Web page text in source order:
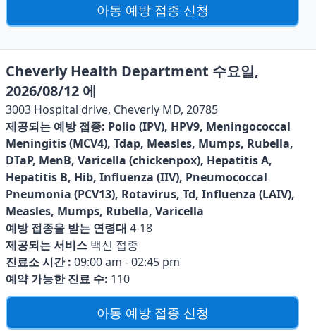
아동 예방 접종 신청
Cheverly Health Department 수요일,
2026/08/12 에
3003 Hospital drive, Cheverly MD, 20785
제공되는 예방 접종: Polio (IPV), HPV9, Meningococcal
Meningitis (MCV4), Tdap, Measles, Mumps, Rubella,
DTaP, MenB, Varicella (chickenpox), Hepatitis A,
Hepatitis B, Hib, Influenza (IIV), Pneumococcal
Pneumonia (PCV13), Rotavirus, Td, Influenza (LAIV),
Measles, Mumps, Rubella, Varicella
예방 접종을 받는 연령대 4-18
제공되는 서비스 백신 접종
진료소 시간 : 09:00 am - 02:45 pm
예약 가능한 진료 수: 110
아동 예방 접종 신청